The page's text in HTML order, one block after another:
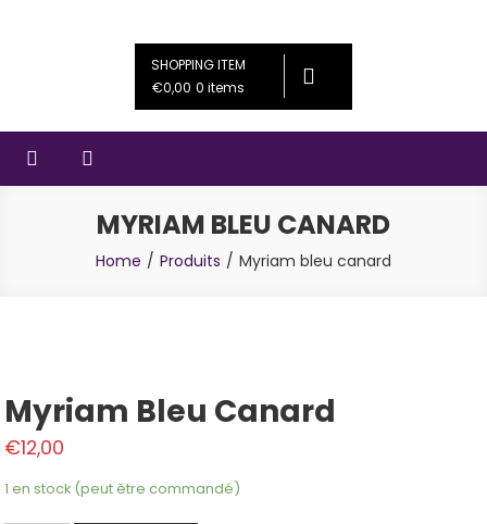
Couleursféériques
SHOPPING ITEM
€0,00 0 items
MYRIAM BLEU CANARD
Home Produits Myriam bleu canard
Myriam Bleu Canard
€12,00
1 en stock (peut être commandé)